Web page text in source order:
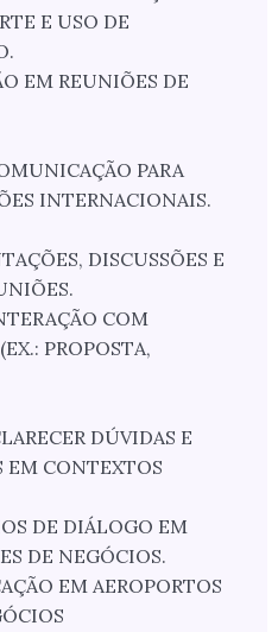
E USO DE
EM REUNIÕES DE
PARA
INTERNACIONAIS.
DISCUSSÕES E
COM
PROPOSTA,
DÚVIDAS E
EM CONTEXTOS
DE DIÁLOGO EM
DE NEGÓCIOS.
EM AEROPORTOS